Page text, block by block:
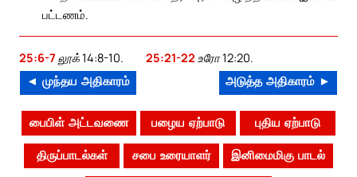
பட்டணம்.
25:6-7 லூக் 14:8-10. 25:21-22 உரோ 12:20.
◄ முந்தய அதிகாரம் அடுத்த அதிகாரம் ►
பைபிள் அட்டவணை பழைய ஏற்பாடு புதிய ஏற்பாடு
திருப்பாடல்கள் சபை உரையாளர் இனிமைமிகு பாடல்